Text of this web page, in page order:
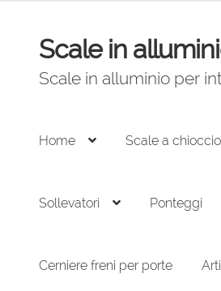
Vai
alla
navigazione
Vai
al
contenuto
Scale in
Scale in alluminio per
Home Scale a
Sollevatori Ponteggi
Cerniere freni per porte